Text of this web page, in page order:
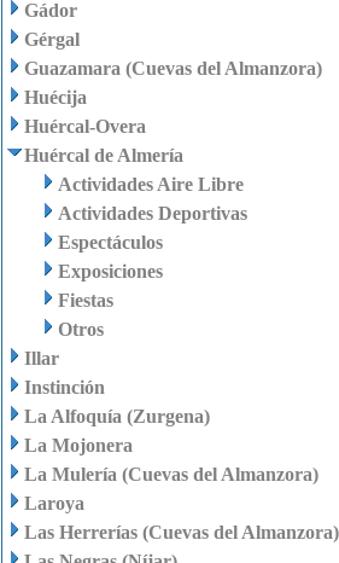
Gádor
Gérgal
Guazamara (Cuevas del Almanzora)
Huécija
Huércal-Overa
Huércal de Almería
Actividades Aire Libre
Actividades Deportivas
Espectáculos
Exposiciones
Fiestas
Otros
Illar
Instinción
La Alfoquía (Zurgena)
La Mojonera
La Mulería (Cuevas del Almanzora)
Laroya
Las Herrerías (Cuevas del Almanzora)